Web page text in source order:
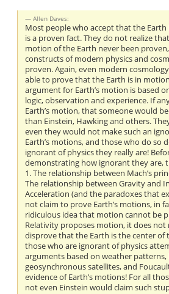
Allen Daves:
Most people who accept that the
is a proven fact. They do not realize
motion of the Earth never been
constructs of modern physics and
proven. Again, even modern
able to prove that the Earth is in
argument for Earth’s motion is based
logic, observation and experience. If
Earth’s motion, that someone would
than Einstein, Hawking and others.
even they would not make such an
Earth’s motions, and those who do so
ignorant of physics they really are!
demonstrating how ignorant they are,
1. The relationship between Mach’s
The relationship between Gravity and
Acceleration (and the paradoxes that
not claim to prove Earth’s motions, in
ridiculous idea that motion cannot be
Relativity proposes motion, it does not
disprove that the Earth is the center of
those who are ignorant of physics
arguments based on weather
geosynchronous satellites, and
evidence of Earth’s motions! For all
not even Einstein would claim such